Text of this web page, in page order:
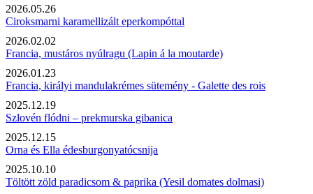
2026.05.26
Ciroksmarni karamellizált eperkompóttal
2026.02.02
Francia, mustáros nyúlragu (Lapin á la moutarde)
2026.01.23
Francia, királyi mandulakrémes sütemény - Galette des rois
2025.12.19
Szlovén flódni – prekmurska gibanica
2025.12.15
Orna és Ella édesburgonyatócsnija
2025.10.10
Töltött zöld paradicsom & paprika (Yesil domates dolmasi)